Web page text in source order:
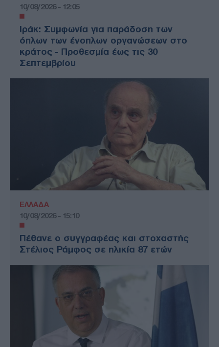
10/08/2026 - 12:05
Ιράκ: Συμφωνία για παράδοση των
όπλων των ένοπλων οργανώσεων στο
κράτος - Προθεσμία έως τις 30
Σεπτεμβρίου
ΕΛΛΑΔΑ
10/08/2026 - 15:10
Πέθανε ο συγγραφέας και στοχαστής
Στέλιος Ράμφος σε ηλικία 87 ετών